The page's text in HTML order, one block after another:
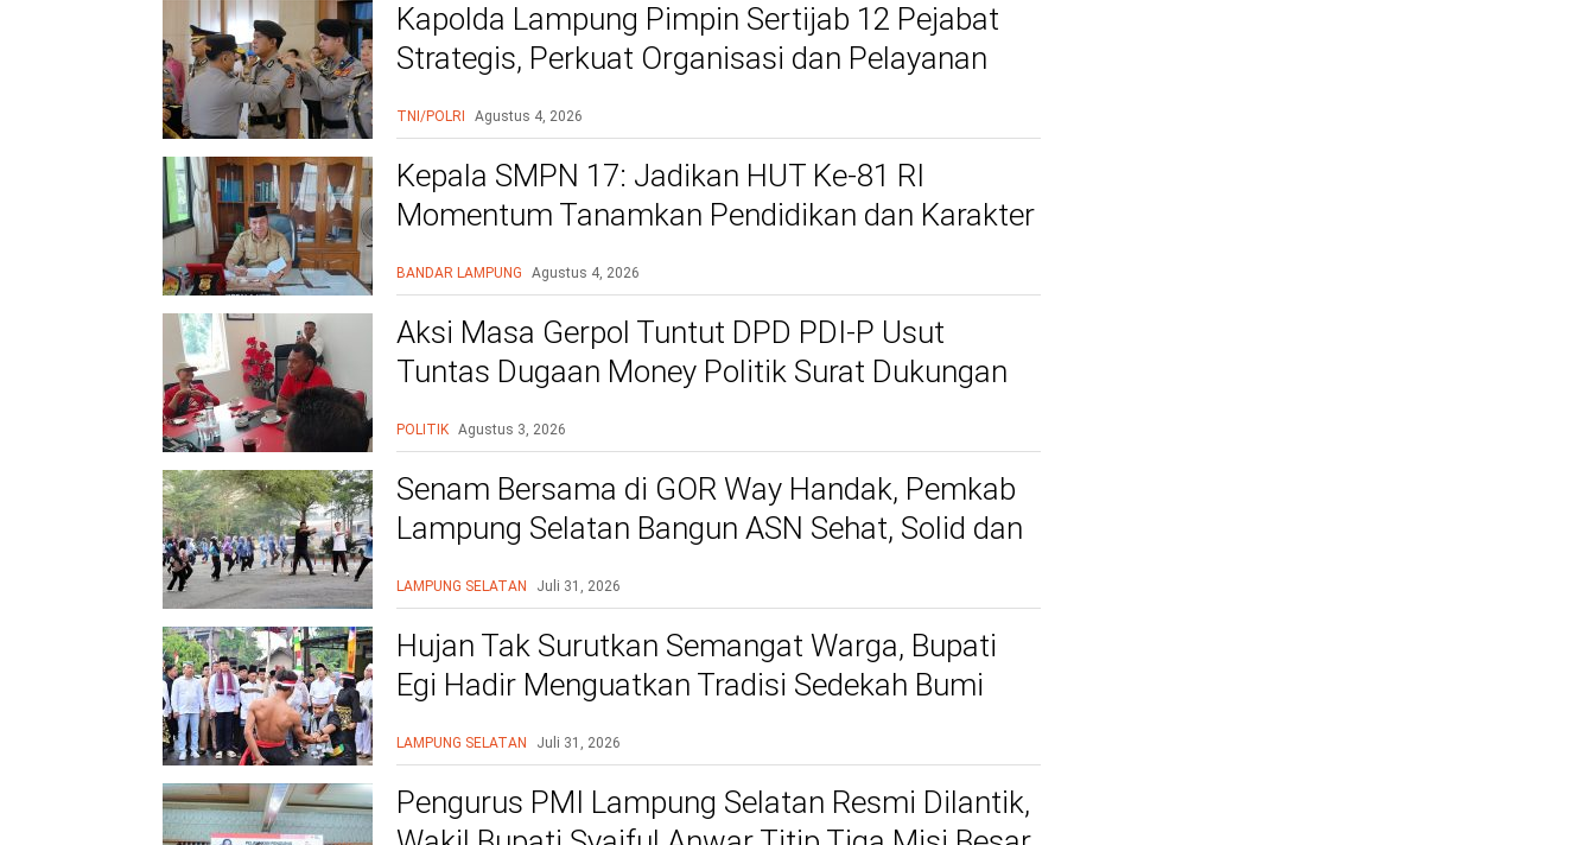
Kapolda Lampung Pimpin Sertijab 12 Pejabat
Strategis, Perkuat Organisasi dan Pelayanan
TNI/POLRI Agustus 4, 2026
Kepala SMPN 17: Jadikan HUT Ke-81 RI
Momentum Tanamkan Pendidikan dan Karakter
BANDAR LAMPUNG Agustus 4, 2026
Aksi Masa Gerpol Tuntut DPD PDI-P Usut
Tuntas Dugaan Money Politik Surat Dukungan
POLITIK Agustus 3, 2026
Senam Bersama di GOR Way Handak, Pemkab
Lampung Selatan Bangun ASN Sehat, Solid dan
LAMPUNG SELATAN Juli 31, 2026
Hujan Tak Surutkan Semangat Warga, Bupati
Egi Hadir Menguatkan Tradisi Sedekah Bumi
LAMPUNG SELATAN Juli 31, 2026
Pengurus PMI Lampung Selatan Resmi Dilantik,